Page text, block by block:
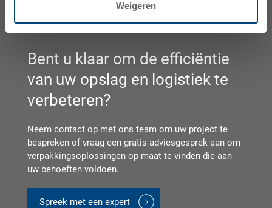
Weigeren
Bent u klaar om de efficiëntie
van uw opslag en logistiek te
verbeteren?
Neem contact op met ons team om uw project te
bespreken of vraag een gratis adviesgesprek aan om
verpakkingsoplossingen op maat te vinden die aan
uw behoeften voldoen.
Spreek met een expert